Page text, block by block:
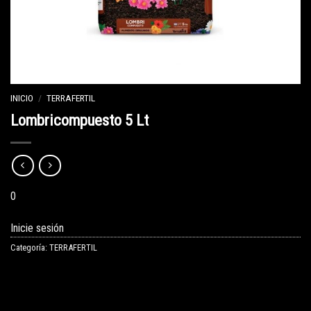
INICIO / TERRAFERTIL
Lombricompuesto 5 Lt
0
Inicie sesión
Categoría: TERRAFERTIL